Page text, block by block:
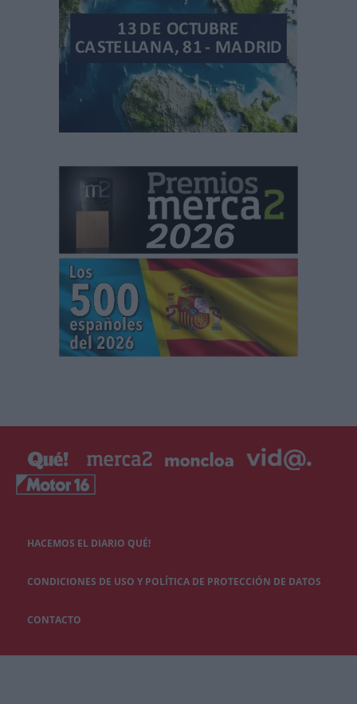
HACEMOS EL DIARIO QUÉ!
CONDICIONES DE USO Y POLÍTICA DE PROTECCIÓN DE DATOS
CONTACTO